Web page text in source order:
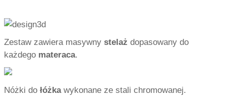
Zestaw zawiera masywny stelaż dopasowany do
każdego materaca.
Nóżki do łóżkawykonane ze stali chromowanej.